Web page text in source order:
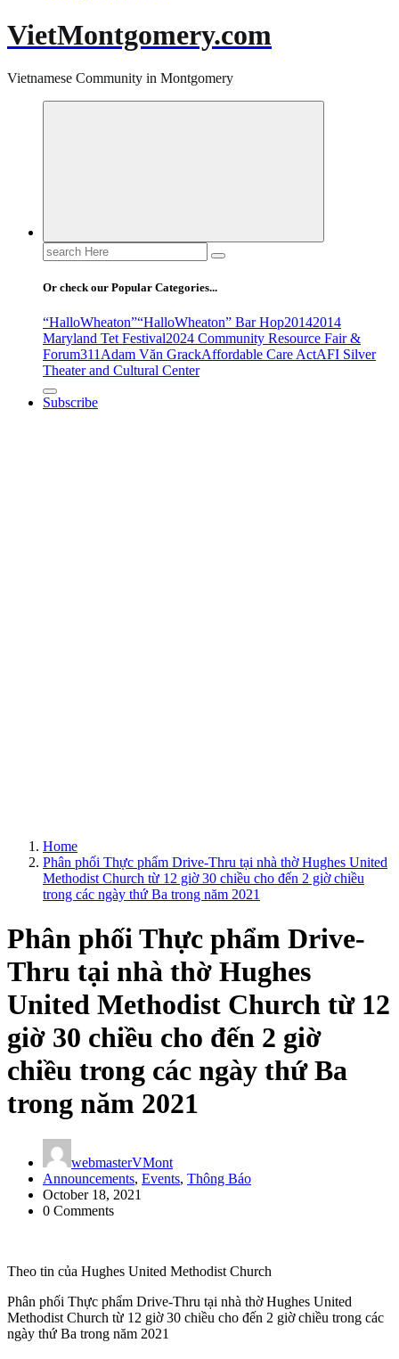
VietMontgomery.com
Vietnamese Community in Montgomery
Search
for:
Or check our Popular Categories...
“HalloWheaton”“HalloWheaton” Bar Hop20142014
Maryland Tet Festival2024 Community Resource Fair &
Forum311Adam Văn GrackAffordable Care ActAFI Silver
Theater and Cultural Center
Subscribe
Home
Phân phối Thực phẩm Drive-Thru tại nhà thờ Hughes United
Methodist Church từ 12 giờ 30 chiều cho đến 2 giờ chiều
trong các ngày thứ Ba trong năm 2021
Phân phối Thực phẩm Drive-
Thru tại nhà thờ Hughes
United Methodist Church từ 12
giờ 30 chiều cho đến 2 giờ
chiều trong các ngày thứ Ba
trong năm 2021
webmasterVMont
Announcements, Events, Thông Báo
October 18, 2021
0 Comments
Theo tin của Hughes United Methodist Church
Phân phối Thực phẩm Drive-Thru tại nhà thờ Hughes United
Methodist Church từ 12 giờ 30 chiều cho đến 2 giờ chiều trong các
ngày thứ Ba trong năm 2021